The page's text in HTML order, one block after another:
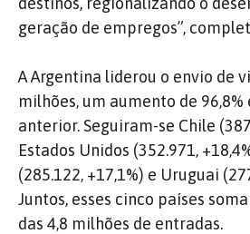
geração de empregos”,
A Argentina liderou o envio de
milhões, um aumento de
anterior. Seguiram-se Chile
Estados Unidos (352.971,
(285.122, +17,1%) e Uruguai
Juntos, esses cinco países
das 4,8 milhões de entradas.